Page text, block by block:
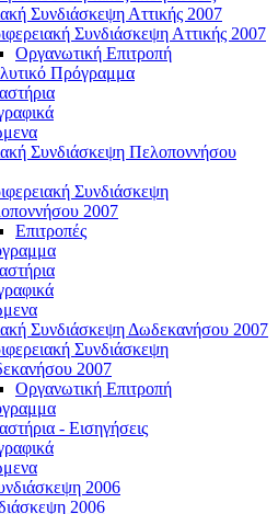
Συνδιάσκεψη Αττικής 2007
Συνδιάσκεψη Αττικής 2007
Οργανωτική Επιτροπή
Πρόγραμμα
Συνδιάσκεψη Πελοποννήσου
Συνδιάσκεψη
2007
Επιτροπές
Συνδιάσκεψη Δωδεκανήσου 2007
Συνδιάσκεψη
2007
Οργανωτική Επιτροπή
- Εισηγήσεις
2006
2006